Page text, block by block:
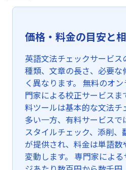
価格・料金の目安と
英語文法チェックサービ
種類、文章の長さ、必要な
く異なります。 無料のオ
門家による校正サービス
料ツールは基本的な文法
多い一方、有料サービスで
スタイルチェック、添削
が提供され、料金は単語数
変動します。 専門家によ